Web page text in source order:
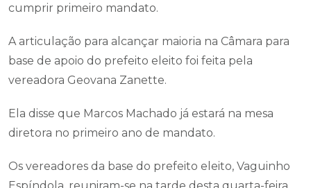
cumprir primeiro mandato.
A articulação para alcançar maioria na Câmara para
base de apoio do prefeito eleito foi feita pela
vereadora Geovana Zanette.
Ela disse que Marcos Machado já estará na mesa
diretora no primeiro ano de mandato.
Os vereadores da base do prefeito eleito, Vaguinho
Espíndola, reuniram-se na tarde desta quarta-feira